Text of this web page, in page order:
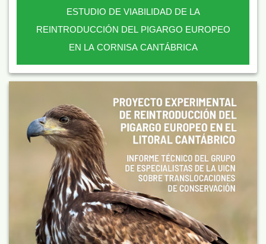
ESTUDIO DE VIABILIDAD DE LA
REINTRODUCCIÓN DEL PIGARGO EUROPEO
EN LA CORNISA CANTÁBRICA